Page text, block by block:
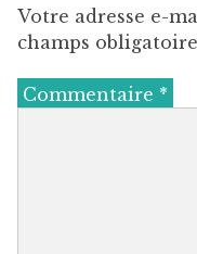
Votre adresse e-
champs
Commentaire *